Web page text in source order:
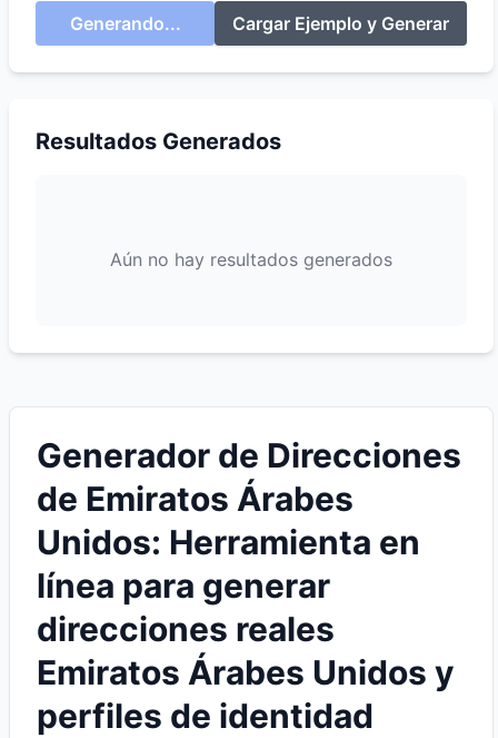
Generando... Cargar Ejemplo y Generar
Resultados Generados
Aún no hay resultados generados
Generador de Direcciones
de Emiratos Árabes
Unidos: Herramienta en
línea para generar
direcciones reales
Emiratos Árabes Unidos y
perfiles de identidad